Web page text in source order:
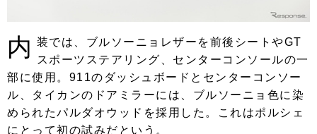
内 装では、ブルソーニョレザーを前後シートやGT
スポーツステアリング、センターコンソールの一
部に使用。911のダッシュボードとセンターコンソー
ル、タイカンのドアミラーには、ブルソーニョ色に染
められたパルダオウッドを採用した。これはポルシェ
にとって初の試みだという。